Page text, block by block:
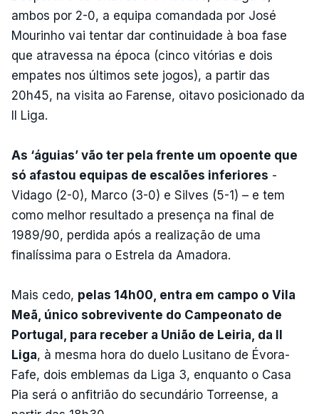
ambos por 2-0, a equipa comandada por José
Mourinho vai tentar dar continuidade à boa fase
que atravessa na época (cinco vitórias e dois
empates nos últimos sete jogos), a partir das
20h45, na visita ao Farense, oitavo posicionado da
II Liga.
As ‘águias’ vão ter pela frente um opoente que
só afastou equipas de escalões inferiores -
Vidago (2-0), Marco (3-0) e Silves (5-1) – e tem
como melhor resultado a presença na final de
1989/90, perdida após a realização de uma
finalíssima para o Estrela da Amadora.
Mais cedo, pelas 14h00, entra em campo o Vila
Meã, único sobrevivente do Campeonato de
Portugal, para receber a União de Leiria, da II
Liga, à mesma hora do duelo Lusitano de Évora-
Fafe, dois emblemas da Liga 3, enquanto o Casa
Pia será o anfitrião do secundário Torreense, a